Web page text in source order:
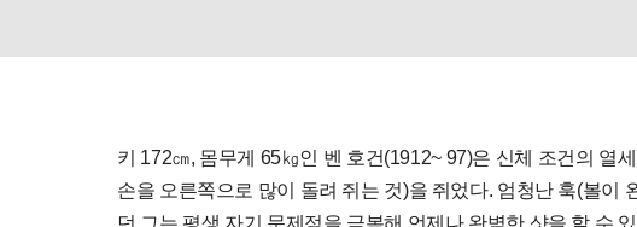
키 172㎝, 몸무게 65㎏인 벤 호건(1912~ 97)은 신체 조건의 열
손을 오른쪽으로 많이 돌려 쥐는 것)을 쥐었다. 엄청난 훅(볼이
던 그는 평생 자기 문제점을 극복해 언제나 완벽한 샷을 할 수